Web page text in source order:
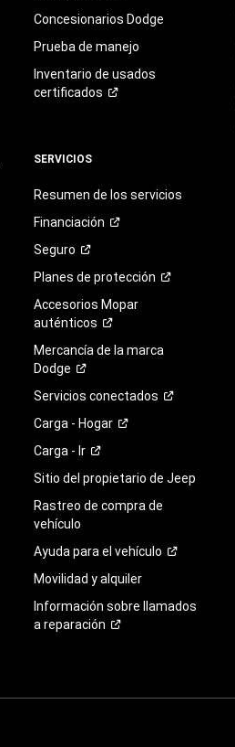
Concesionarios Dodge
Prueba de manejo
Inventario de usados
certificados
SERVICIOS
Resumen de los servicios
Financiación
Seguro
Planes de protección
Accesorios Mopar
auténticos
Mercancía de la marca
Dodge
Servicios conectados
Carga - Hogar
Carga - Ir
Sitio del propietario de Jeep
Rastreo de compra de
vehículo
Ayuda para el vehículo
Movilidad y alquiler
Información sobre llamados
a reparación